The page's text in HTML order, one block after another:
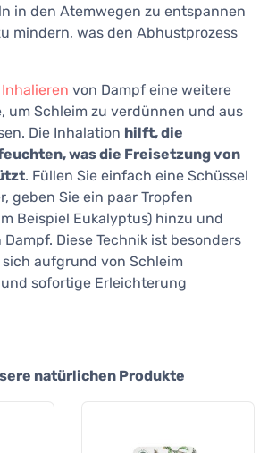
in den Atemwegen zu entspannen
mindern, was den Abhustprozess
Inhalieren von Dampf eine weitere
um Schleim zu verdünnen und aus
Die Inhalation hilft, die
was die Freisetzung von
. Füllen Sie einfach eine Schüssel
geben Sie ein paar Tropfen
Beispiel Eukalyptus) hinzu und
Diese Technik ist besonders
aufgrund von Schleim
sofortige Erleichterung
natürlichen Produkte